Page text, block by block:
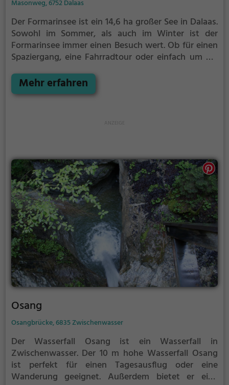
Masonweg, 6752 Dalaas
Der Formarinsee ist ein 14,6 ha großer See in Dalaas.
Sowohl im Sommer, als auch im Winter ist der
Formarinsee immer einen Besuch wert. Ob für einen
Spaziergang, eine Fahrradtour oder einfach um die
zahlreiche Möglichkeiten für Freizeitaktivitäten.
Mehr erfahren
Osang
Osangbrücke, 6835 Zwischenwasser
Der Wasserfall Osang ist ein Wasserfall in
Zwischenwasser. Der 10 m hohe Wasserfall Osang
ist perfekt für einen Tagesausflug oder eine
Wanderung geeignet. Außerdem bietet er eine